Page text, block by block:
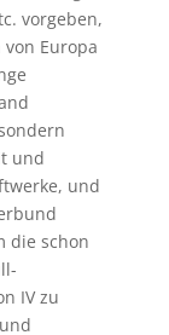
vorgeben,
Europa
und
und
die schon
IV zu